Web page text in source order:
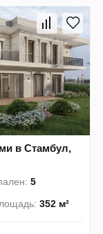
в Стамбул,
5
352 м²